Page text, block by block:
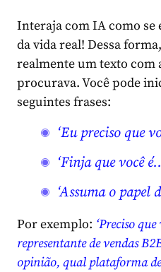
Interaja com IA como se
da vida real! Dessa
realmente um texto com
procurava. Você pode
seguintes frases:
‘Eu preciso que
‘Finja que você
‘Assuma o papel
Por exemplo: ‘Preciso
representante de vendas
opinião, qual plataforma